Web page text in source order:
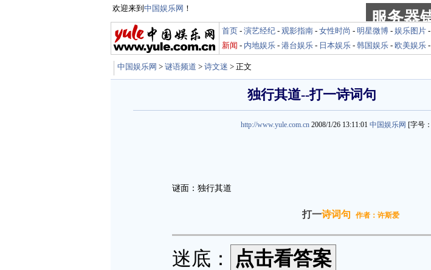
欢迎来到 中国娱乐网 ！
首页 - 演艺经纪 - 观影指南 - 女性时尚 - 明星微博 - 娱乐图片 -
新闻 - 内地娱乐 - 港台娱乐 - 日本娱乐 - 韩国娱乐 - 欧美娱乐 -
中国娱乐网 > 谜语频道 > 诗文迷 > 正文
独行其道--打一诗词句
http://www.yule.com.cn 2008/1/26 13:11:01 中国娱乐网 [字号：
谜面：独行其道
打一诗词句 作者：许斯爱
迷底：